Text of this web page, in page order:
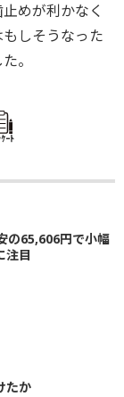
めが利かなく
しそうなった
。
ｰﾄ
の65,606円で小幅
注目
たか